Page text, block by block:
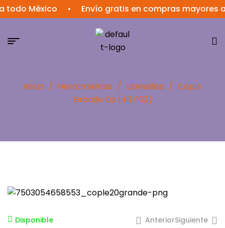
México • Envío gratis en compras mayores a
Inicio / Herramientas / Utensilios / Cople
Grande Oz (411-102)
Disponible AnteriorSiguiente